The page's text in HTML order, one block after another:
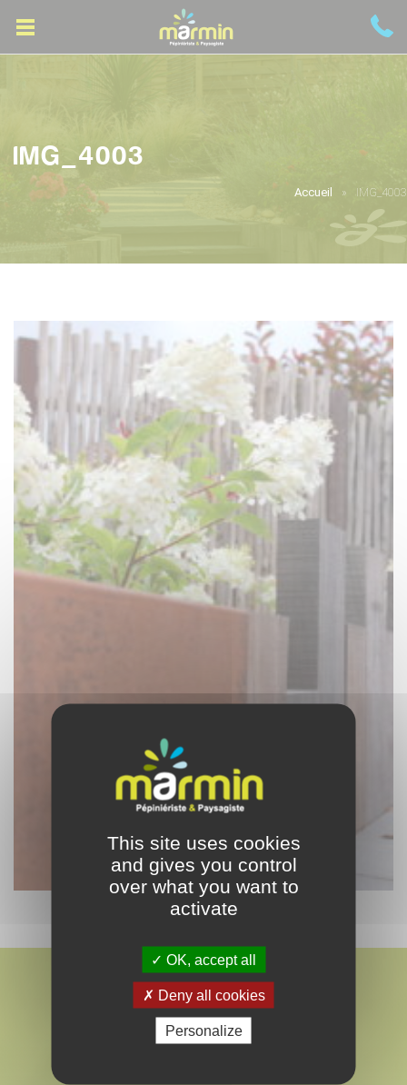
IMG_4003
Accueil IMG_4003
This site uses cookies
and gives you control
over what you want to
activate
OK, accept all
Deny all cookies
Personalize